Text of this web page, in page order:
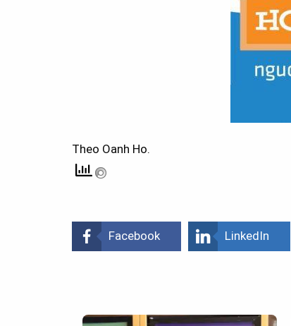
Theo Oanh Ho.
Facebook LinkedIn